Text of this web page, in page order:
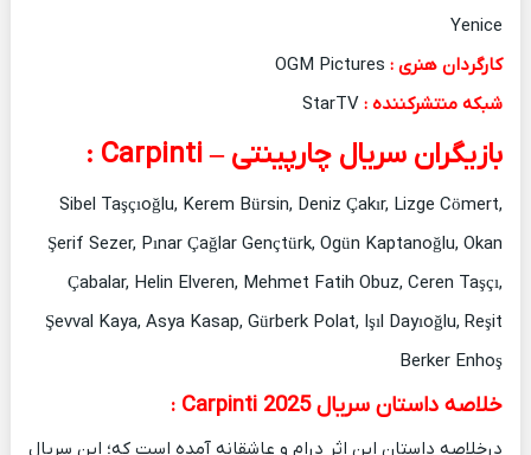
Yenice
کارگردان هنری :OGM Pictures
شبکه منتشرکننده :StarTV
بازیگران سریال چارپینتی – Carpinti :
Sibel Taşçıoğlu, Kerem Bürsin, Deniz Çakır, Lizge Cömert,
Şerif Sezer, Pınar Çağlar Gençtürk, Ogün Kaptanoğlu, Okan
Çabalar, Helin Elveren, Mehmet Fatih Obuz, Ceren Taşçı,
Şevval Kaya, Asya Kasap, Gürberk Polat, Işıl Dayıoğlu, Reşit
Berker Enhoş
خلاصه داستان سریال Carpinti 2025 :
درخلاصه داستان این اثر درام و عاشقانه آمده است که؛ این سریال